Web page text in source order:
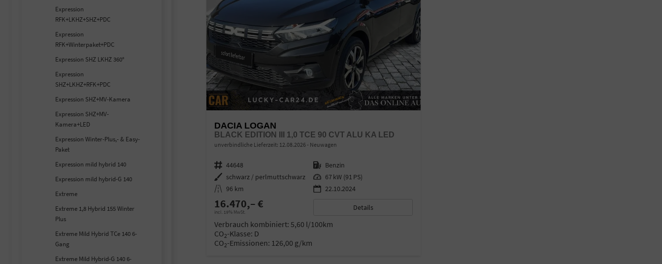
DACIA LOGAN
BLACK EDITION III 1,0 TCE 90 CVT ALU KA LED
unverbindliche Lieferzeit: 12.08.2026 Neuwagen
Fahrzeugnr. 44648 Kraftstoff Benzin
Außenfarbe schwarz / perlmuttschwarz Leistung 67 kW (91 PS)
Kilometerstand 96 km 22.10.2024
16.470,– €
incl. 19% MwSt.
Details
Verbrauch kombiniert: 5,60 l/100km
CO2-Klasse: D
CO2-Emissionen: 126,00 g/km
Expression
RFK+LKHZ+SHZ+PDC
Expression
RFK+Winterpaket+PDC
Expression SHZ LKHZ 360°
Expression
SHZ+LKHZ+RFK+PDC
Expression SHZ+MV-Kamera
Expression SHZ+MV-
Kamera+LED
Expression Winter-Plus,- & Easy-
Paket
Expression mild hybrid 140
Expression mild hybrid-G 140
Extreme
Extreme 1,8 Hybrid 155 Winter
Plus
Extreme Mild Hybrid TCe 140 6-
Gang
Extreme Mild Hybrid-G 140 6-